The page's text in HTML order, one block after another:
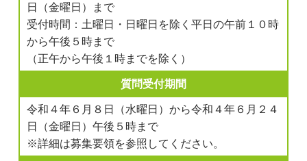
日（金曜日）まで
受付時間：土曜日・日曜日を除く平日の午前１０時
から午後５時まで
（正午から午後１時までを除く）
質問受付期間
令和４年６月８日（水曜日）から令和４年６月２４
日（金曜日）午後５時まで
※詳細は募集要領を参照してください。